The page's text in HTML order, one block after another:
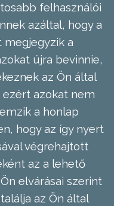
felhasználói
azáltal, hogy a
a
újra bevinnie,
az Ön által
azokat nem
a honlap
hogy az így nyert
végrehajtott
az a lehető
elvárásai szerint
az Ön által